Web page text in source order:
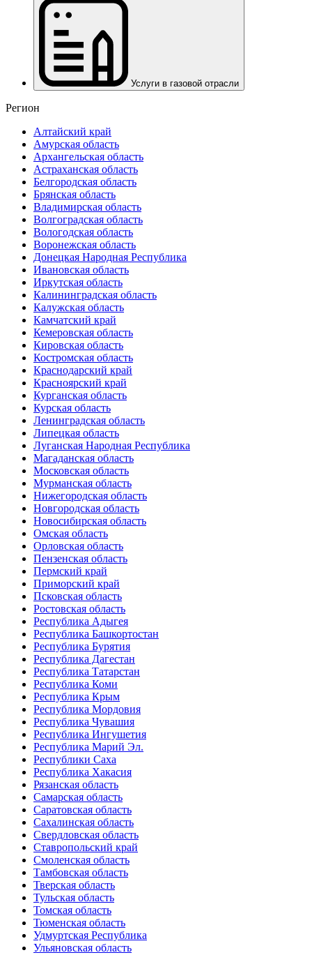
Услуги в газовой отрасли
Регион
Алтайский край
Амурская область
Архангельская область
Астраханская область
Белгородская область
Брянская область
Владимирская область
Волгоградская область
Вологодская область
Воронежская область
Донецкая Народная Республика
Ивановская область
Иркутская область
Калининградская область
Калужская область
Камчатский край
Кемеровская область
Кировская область
Костромская область
Краснодарский край
Красноярский край
Курганская область
Курская область
Ленинградская область
Липецкая область
Луганская Народная Республика
Магаданская область
Московская область
Мурманская область
Нижегородская область
Новгородская область
Новосибирская область
Омская область
Орловская область
Пензенская область
Пермский край
Приморский край
Псковская область
Ростовская область
Республика Адыгея
Республика Башкортостан
Республика Бурятия
Республика Дагестан
Республика Татарстан
Республика Коми
Республика Крым
Республика Мордовия
Республика Чувашия
Республика Ингушетия
Республика Марий Эл.
Республики Саха
Республика Хакасия
Рязанская область
Самарская область
Саратовская область
Сахалинская область
Свердловская область
Ставропольский край
Смоленская область
Тамбовская область
Тверская область
Тульская область
Томская область
Тюменская область
Удмуртская Республика
Ульяновская область